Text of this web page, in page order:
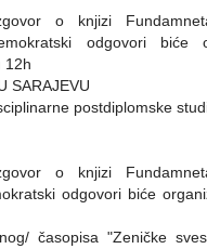
o knjizi
odgovori biće
12h
SARAJEVU
postdiplomske
o knjizi
odgovori biće
časopisa "Zeničke